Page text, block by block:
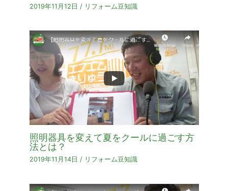
2019年11月12日 / リフォーム豆知識
照明器具を変えて夏をクールに過ごす方
法とは？
2019年11月14日 / リフォーム豆知識